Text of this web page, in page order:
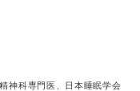
神科専門医、日本睡眠学会